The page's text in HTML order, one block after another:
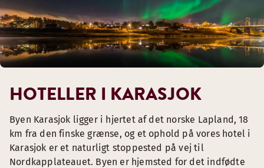
HOTELLER I KARASJOK
Byen Karasjok ligger i hjertet af det norske Lapland, 18
km fra den finske grænse, og et ophold på vores hotel i
Karasjok er et naturligt stoppested på vej til
Nordkapplateauet. Byen er hjemsted for det indfødte